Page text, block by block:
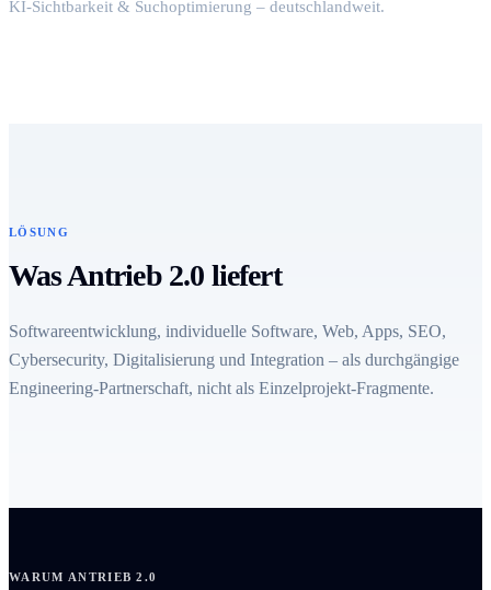
KI-Sichtbarkeit & Suchoptimierung – deutschlandweit.
LÖSUNG
Was Antrieb 2.0 liefert
Softwareentwicklung, individuelle Software, Web, Apps, SEO,
Cybersecurity, Digitalisierung und Integration – als durchgängige
Engineering-Partnerschaft, nicht als Einzelprojekt-Fragmente.
WARUM ANTRIEB 2.0